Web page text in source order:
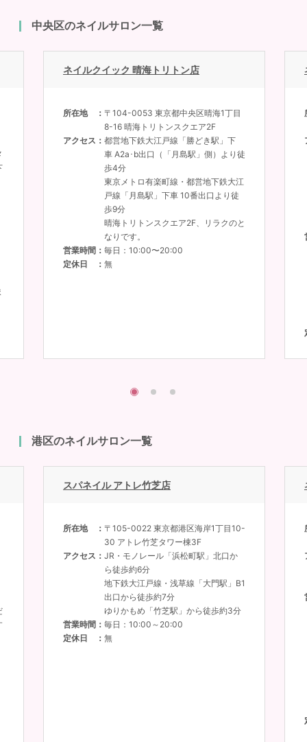
中央区のネイルサロン一覧
ネイルクイック 晴海トリトン店
所在地
〒104-0053 東京都中央区晴海1丁目
8-16 晴海トリトンスクエア2F
アクセス
都営地下鉄大江戸線「勝どき駅」下
車 A2a･b出口（「月島駅」側）より徒
歩4分
東京メトロ有楽町線・都営地下鉄大江
戸線「月島駅」下車 10番出口より徒
歩9分
晴海トリトンスクエア2F、リラクのと
なりです。
営業時間
毎日：10:00〜20:00
定休日
無
港区のネイルサロン一覧
スパネイル アトレ竹芝店
所在地
〒105-0022 東京都港区海岸1丁目10-
30 アトレ竹芝タワー棟3F
アクセス
JR・モノレール「浜松町駅」北口か
ら徒歩約6分
地下鉄大江戸線・浅草線「大門駅」B1
出口から徒歩約7分
ゆりかもめ「竹芝駅」から徒歩約3分
営業時間
毎日：10:00～20:00
定休日
無